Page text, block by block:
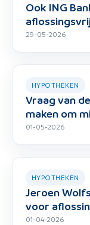
Ook ING
29-05-2026
HYPOTHEKEN
Vraag van
maken om
01-05-2026
HYPOTHEKEN
Jeroen
voor
01-04-2026